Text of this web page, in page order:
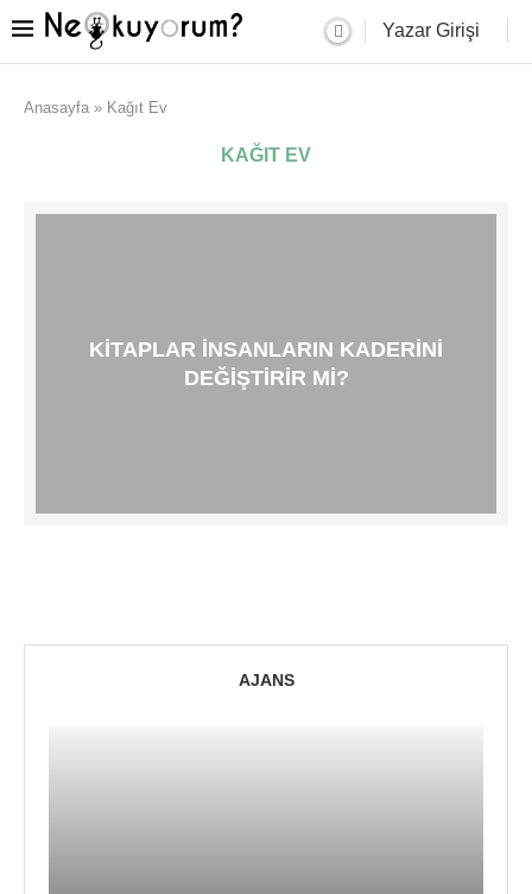
Yazar Girişi
Anasayfa » Kağıt Ev
KAĞIT EV
KITAPLAR INSANLARIN KADERINI
DEĞIŞTIRIR MI?
AJANS